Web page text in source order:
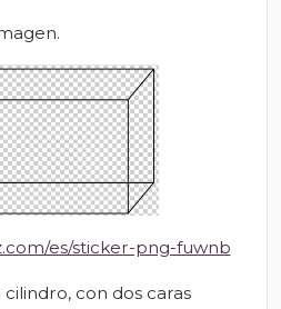
es/sticker-png-fuwnb
con dos caras